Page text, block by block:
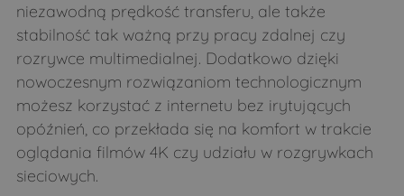
Rogacze
Runice
Runice
Rybałty
Sady
Samułki Duże
Samułki Małe
Sasiny
Siemichocze
Siemiony
Sieniewice
niezawodną prędkość transferu, ale także
stabilność tak ważną przy pracy zdalnej czy
rozrywce multimedialnej. Dodatkowo dzięki
nowoczesnym rozwiązaniom technologicznym
możesz korzystać z internetu bez irytujących
opóźnień, co przekłada się na komfort w trakcie
oglądania filmów 4K czy udziału w rozgrywkach
sieciowych.